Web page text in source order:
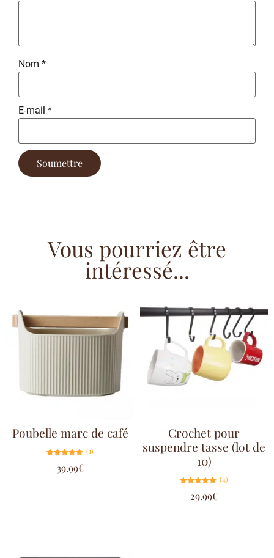
Nom *
E-mail *
Vous pourriez être
intéressé...
Poubelle marc de café
5.00
sur 5
(1)
39.99€
Crochet pour
suspendre tasse (lot de
10)
5.00
sur 5
(4)
29.99€